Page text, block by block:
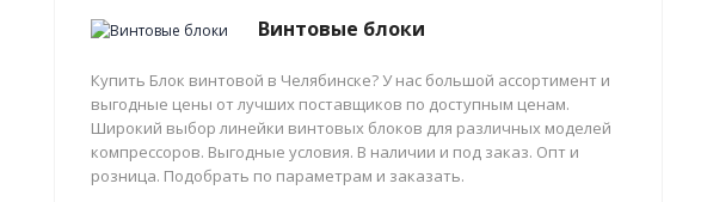
Винтовые блоки
Купить Блок винтовой в Челябинске? У нас большой ассортимент и
выгодные цены от лучших поставщиков по доступным ценам.
Широкий выбор линейки винтовых блоков для различных моделей
компрессоров. Выгодные условия. В наличии и под заказ. Опт и
розница. Подобрать по параметрам и заказать.